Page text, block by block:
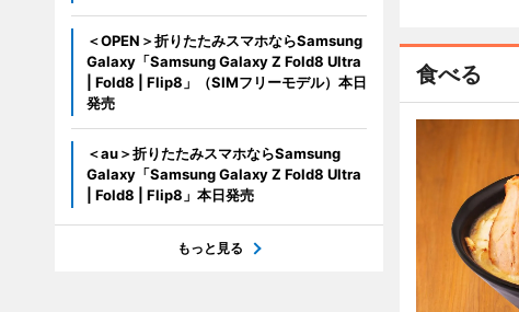
食べる
＜OPEN＞折りたたみスマホならSamsung
Galaxy「Samsung Galaxy Z Fold8 Ultra
| Fold8 | Flip8」（SIMフリーモデル）本日
発売
＜au＞折りたたみスマホならSamsung
Galaxy「Samsung Galaxy Z Fold8 Ultra
| Fold8 | Flip8」本日発売
もっと見る